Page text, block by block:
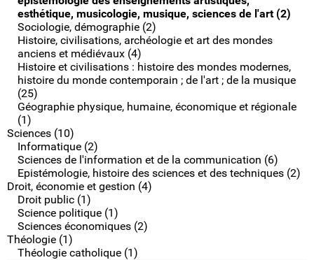
esthétique, musicologie, musique, sciences de l'art (2)
Sociologie, démographie (2)
Histoire, civilisations, archéologie et art des mondes
anciens et médiévaux (4)
Histoire et civilisations : histoire des mondes modernes,
histoire du monde contemporain ; de l'art ; de la musique
(25)
Géographie physique, humaine, économique et régionale
(1)
Sciences (10)
Informatique (2)
Sciences de l'information et de la communication (6)
Epistémologie, histoire des sciences et des techniques (2)
Droit, économie et gestion (4)
Droit public (1)
Science politique (1)
Sciences économiques (2)
Théologie (1)
Théologie catholique (1)